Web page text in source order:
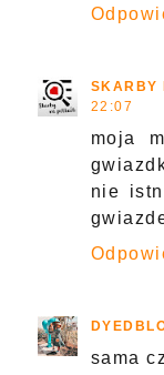
SKARBY
22:07
moja
nie
sama